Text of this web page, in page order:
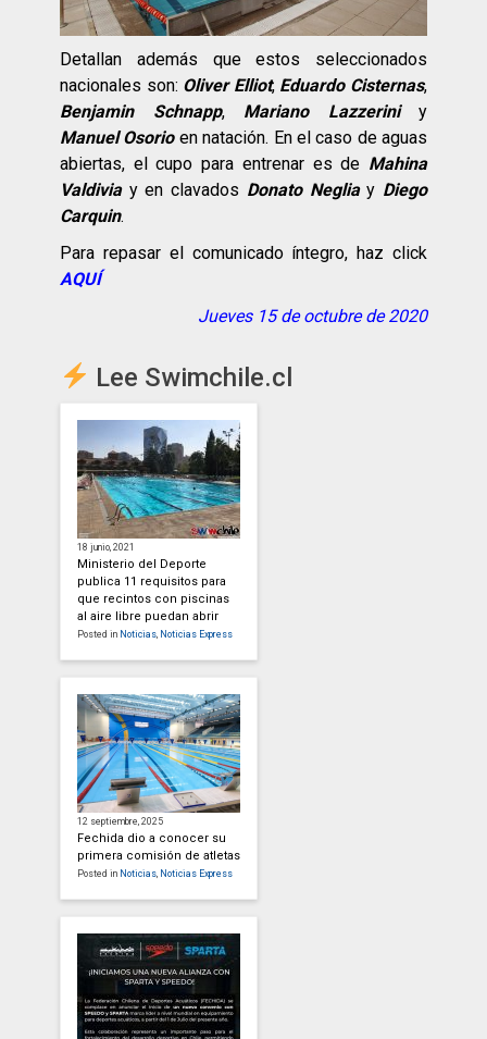
Detallan además que estos seleccionados
nacionales son: Oliver Elliot, Eduardo Cisternas,
Benjamin Schnapp, Mariano Lazzeriniy
Manuel Osorioen natación. En el caso de aguas
abiertas, el cupo para entrenar es de Mahina
Valdiviay en clavados Donato Negliay Diego
Carquin.
Para repasar el comunicado íntegro, haz click
AQUÍ
Jueves 15 de octubre de 2020
Lee Swimchile.cl
18 junio, 2021
Ministerio del Deporte
publica 11 requisitos para
que recintos con piscinas
al aire libre puedan abrir
Posted in Noticias, Noticias Express
12 septiembre, 2025
Fechida dio a conocer su
primera comisión de atletas
Posted in Noticias, Noticias Express